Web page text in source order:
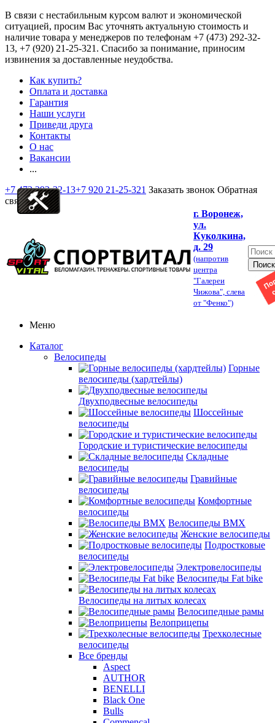
В связи с нестабильным курсом валют и экономической
ситуацией, просим Вас уточнять актуальную стоимость и
наличие товара у менеджеров по телефонам +7 (473) 292-32-
13, +7 (920) 21-25-321 . Спасибо за понимание, приносим
извинения за доставленные неудобства.
Как купить?
Оплата и доставка
Гарантия
Наши услуги
Приведи друга
Контакты
О нас
Вакансии
...
+7 473 292-32-13+7 920 21-25-321 Заказать звонок Обратная
связь
г. Воронеж,
ул.
Куколкина,
д. 29
(напротив
центра
"Галереи
Чижова", слева
от "Фенко")
Меню
Каталог
Велосипеды
Горные
велосипеды (хардтейлы)
Двухподвесные велосипеды
Шоссейные
велосипеды
Городские и туристические велосипеды
Складные
велосипеды
Гравийные
велосипеды
Комфортные
велосипеды
Велосипеды BMX
Женские велосипеды
Подростковые
велосипеды
Электровелосипеды
Велосипеды Fat bike
Велосипеды на литых колесах
Велосипедные рамы
Велоприцепы
Трехколесные
велосипеды
Все бренды
Aspect
AUTHOR
BENELLI
Black One
Bulls